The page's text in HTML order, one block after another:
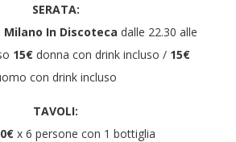
SERATA:
In Discoteca dalle 22.30 alle
15€donna con drink incluso / 15€
con drink incluso
TAVOLI:
x 6 persone con 1 bottiglia